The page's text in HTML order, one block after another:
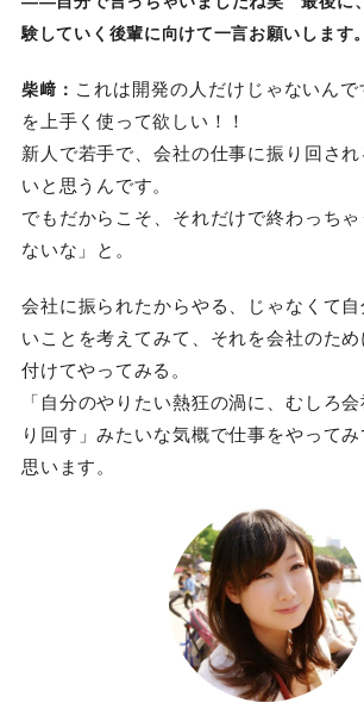
験していく後輩に向けて一言お願いします。
柴﨑： これは開発の人だけじゃないん
を上手く使って欲しい！！
新人で若手で、会社の仕事に振り回さ
いと思うんです。
でもだからこそ、それだけで終わっち
ないな」と。
会社に振られたからやる、じゃなくて
いことを考えてみて、それを会社のた
付けてやってみる。
「自分のやりたい熱狂の渦に、むしろ
り回す」みたいな気概で仕事をやって
思います。